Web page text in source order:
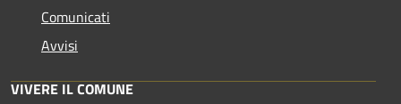
Comunicati
Avvisi
VIVERE IL COMUNE